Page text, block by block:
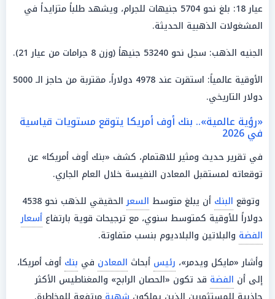
عيار 18: بلغ نحو 5704 جنيهات للجرام، ويشهد طلباً متزايداً في
المشغولات الذهبية الحديثة.
الجنيه الذهب: سجل نحو 53240 جنيهاً (وزن 8 جرامات من عيار 21).
الأوقية عالمياً: استقرت عند 4978 دولاراً، مقتربة من حاجز الـ 5000
دولار التاريخي.
«رؤية عالمية».. بنك أوف أمريكا يتوقع مستويات قياسية
في 2026
في تقرير حديث ومثير للاهتمام، كشف «بنك أوف أمريكا» عن
توقعاته لمستقبل المعادن النفيسة خلال العام الجاري.
وتوقع البنك أن يبلغ متوسط السعر
الحقيقي للذهب نحو 4538
دولاراً للأوقية كمتوسط سنوي، مع ترجيحات قوية بارتفاع أسعار
الفضة والبلاتين والبلاديوم بنسب متفاوتة.
وأشار «مايكل ويدمر»، رئيس أبحاث المعادن في بنك أوف أمريكا،
إلى أن الفضة قد تكون «الحصان الرابح» والمغناطيس الأكثر